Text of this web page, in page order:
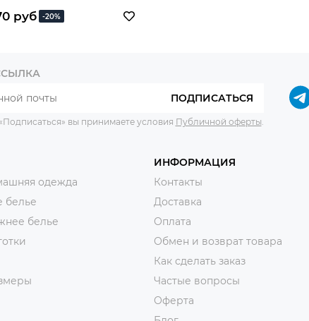
руб -20%
ПОДПИСАТЬСЯ
вы принимаете условия Публичной оферты.
одежда
белье
белье
ИНФОРМАЦИЯ
Контакты
Доставка
Оплата
Обмен и возврат товара
Как сделать заказ
Частые вопросы
Оферта